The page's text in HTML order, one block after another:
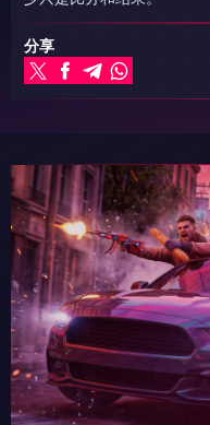
分享